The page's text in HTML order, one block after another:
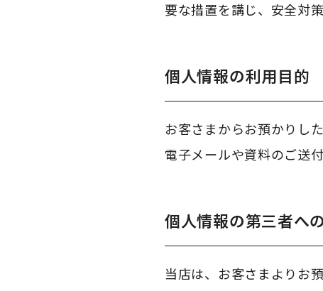
要な措置を講じ、安全対
個人情報の利用目的
お客さまからお預かりし
電子メールや資料のご送
個人情報の第三者へ
当店は、お客さまよりお